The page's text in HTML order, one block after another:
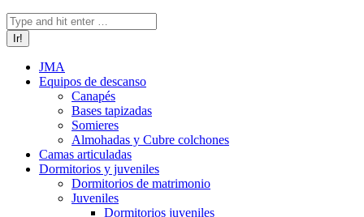
Buscar:
JMA
Equipos de descanso
Canapés
Bases tapizadas
Somieres
Almohadas y Cubre colchones
Camas articuladas
Dormitorios y juveniles
Dormitorios de matrimonio
Juveniles
Dormitorios juveniles